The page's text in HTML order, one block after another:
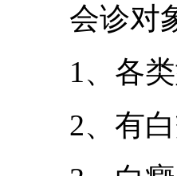
会诊对
1、各类
2、有白